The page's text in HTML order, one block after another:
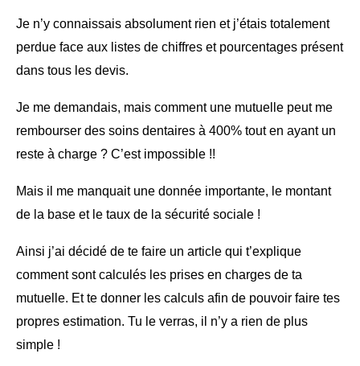
Je n’y connaissais absolument rien et j’étais totalement
perdue face aux listes de chiffres et pourcentages présent
dans tous les devis.
Je me demandais, mais comment une mutuelle peut me
rembourser des soins dentaires à 400% tout en ayant un
reste à charge ? C’est impossible !!
Mais il me manquait une donnée importante, le montant
de la base et le taux de la sécurité sociale !
Ainsi j’ai décidé de te faire un article qui t’explique
comment sont calculés les prises en charges de ta
mutuelle. Et te donner les calculs afin de pouvoir faire tes
propres estimation. Tu le verras, il n’y a rien de plus
simple !